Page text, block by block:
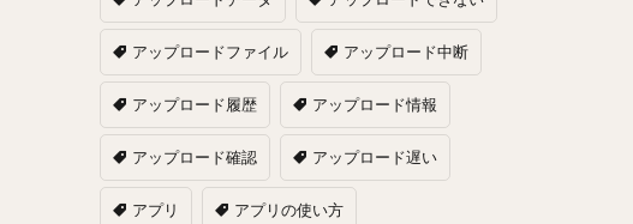
アップロードファイル アップロード中断
アップロード履歴 アップロード情報
アップロード確認 アップロード遅い
アプリ アプリの使い方